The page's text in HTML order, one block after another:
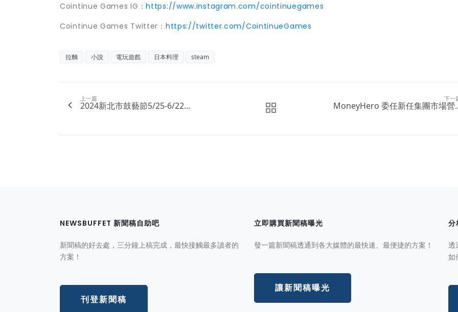
Cointinue Games IG：https://www.instagram.com/cointinuegames
Cointinue Games Twitter： https://twitter.com/CointinueGames
拉麵 小說 電玩遊戲 日本料理 steam
上一篇
2024新北市鼓藝節5/25-6/22...
下一
MoneyHero 委任新任集團市場營
NEWSBUFFET 新聞稿自助吧
新聞稿的好去處，三分鐘上稿完成，最快接觸最多讀者的
方案！
刊登新聞稿
立即購買新聞稿曝光
發一篇新聞稿透通到各大媒體的最快速、最便捷的方案！
讓新聞稿曝光
分
透
如